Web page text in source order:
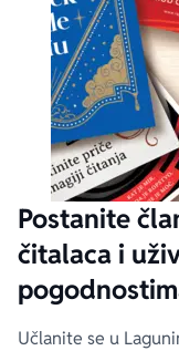
Postanite
čitalaca i
Učlanite se u